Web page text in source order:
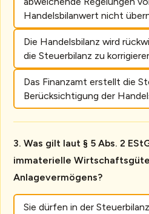
Handelsbilanwert nicht
Die Handelsbilanz wird
die Steuerbilanz zu
Das Finanzamt erstellt die
Berücksichtigung der
Was gilt laut § 5 Abs. 2
immaterielle
Anlagevermögens?
Sie dürfen in der